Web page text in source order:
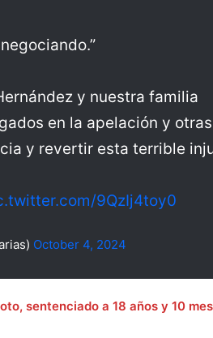
y nuestra familia
en la apelación y
y revertir esta terrible
9QzIj4toy0
October 4, 2024
sentenciado a 18 años y 10